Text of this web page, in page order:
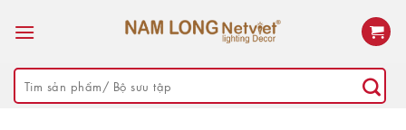
Tìm
kiếm: